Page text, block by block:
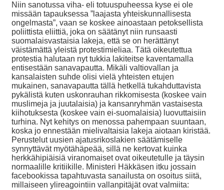
Niin sanotussa viha- eli totuuspuheessa kyse ei ole
missään tapauksessa ”laajasta yhteiskunnallisesta
ongelmasta”, vaan se koskee ainoastaan petoksellista
poliittista eliittiä, joka on säätänyt niin runsaasti
suomalaisvastaisia lakeja, että se on herättänyt
väistämättä yleistä protestimieliaa. Tätä oikeutettua
protestia halutaan nyt tukkia lakiteitse kaventamalla
entisestään sanavapautta. Mikäli valtiovallan ja
kansalaisten suhde olisi vielä yhteisten etujen
mukainen, sanavapautta tällä hetkellä tukahduttavista
pykälistä kuten uskonrauhan rikkomisesta (koskee vain
muslimeja ja juutalaisia) ja kansanryhmän vastaisesta
kiihotuksesta (koskee vain ei-suomalaisia) luovuttaisiin
turhina. Nyt kehitys on menossa pahempaan suuntaan,
koska jo ennestään mielivaltaisia lakeja aiotaan kiristää.
Perustelut uusien ajatusrikoslakien säätämiselle
synnyttävät myötähäpeää, sillä ne kertovat kuinka
herkkähipiäisiä viranomaiset ovat oikeutetulle ja täysin
normaalille kritiikille. Ministeri Häkkäsen itku jossain
facebookissa tapahtuvasta sanailusta on osoitus siitä,
millaiseen ylireagointiin vallanpitäjät ovat valmiita: